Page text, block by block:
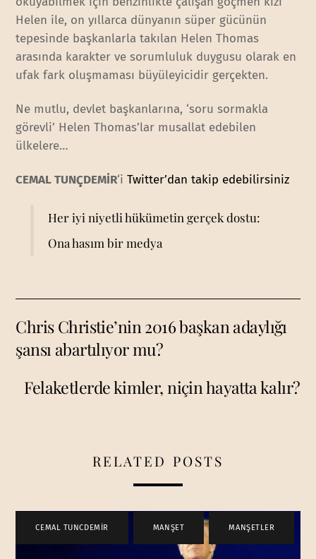
Helen ile, on yıllarca dünyanın süper gücünün
tepesinde başkanlarla takılan Helen Thomas
arasında karakter ve sorumluluk duygusu olarak en
ufak fark oluşmaması büyüleyicidir gerçekten.
Ne mutlu, devlet başkanlarına, ‘soru sormakla
görevli’ Helen Thomas’lar musallat edebilen
ülkelere…
CEMAL TUNÇDEMİR‘iTwitter’dan takip edebilirsiniz
Her iyi niyetli hükümetin gerçek dostu:
Ona hasım bir medya
Chris Christie’nin 2016 başkan adaylığı
şansı abartılıyor mu?
Felaketlerde kimler, niçin hayatta kalır?
RELATED POSTS
CEMAL TUNCDEMİR MANŞET , MANŞETLER